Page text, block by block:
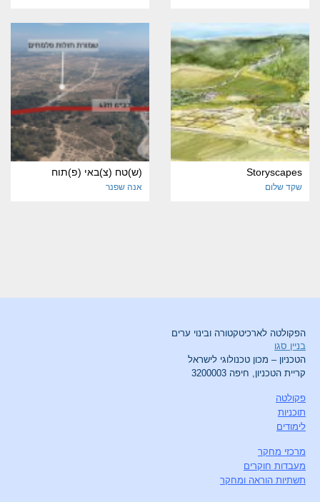
Storyscapes
שקד שלום
(ש)טח (צ)באי (פ)תוח
אנה שפנר
הפקולטה לארכיטקטורה ובינוי ערים
בניין סגו
הטכניון – מכון טכנולוגי לישראל
קריית הטכניון, חיפה 3200003
פקולטה
תוכניות
לימודים
מרכזי מחקר
מעבדות חוקרים
תשתיות הוראה ומחקר